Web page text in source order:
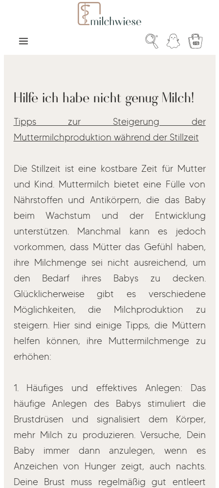
Zum Hauptinhalt springen
Hilfe ich habe nicht genug Milch!
Tipps zur Steigerung der
Muttermilchproduktion während der Stillzeit
Die Stillzeit ist eine kostbare Zeit für Mutter
und Kind. Muttermilch bietet eine Fülle von
Nährstoffen und Antikörpern, die das Baby
beim Wachstum und der Entwicklung
unterstützen. Manchmal kann es jedoch
vorkommen, dass Mütter das Gefühl haben,
ihre Milchmenge sei nicht ausreichend, um
den Bedarf ihres Babys zu decken.
Glücklicherweise gibt es verschiedene
Möglichkeiten, die Milchproduktion zu
steigern. Hier sind einige Tipps, die Müttern
helfen können, ihre Muttermilchmenge zu
erhöhen:
1. Häufiges und effektives Anlegen: Das
häufige Anlegen des Babys stimuliert die
Brustdrüsen und signalisiert dem Körper,
mehr Milch zu produzieren. Versuche, Dein
Baby immer dann anzulegen, wenn es
Anzeichen von Hunger zeigt, auch nachts.
Deine Brust muss regelmäßig gut entleert